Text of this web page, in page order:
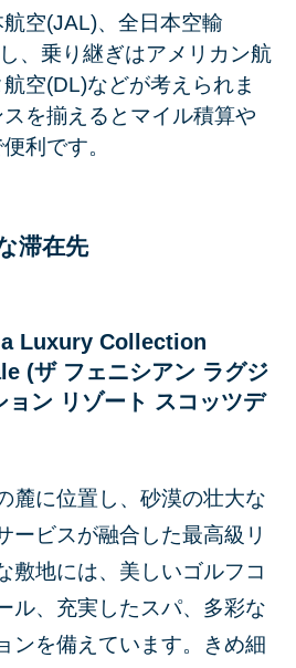
航空(JAL)、全日本空輸
、乗り継ぎはアメリカン航
空(DL)などが考えられま
を揃えるとマイル積算や
利です。
滞在先
Luxury Collection
(ザ フェニシアン ラグジ
ョン リゾート スコッツデ
麓に位置し、砂漠の壮大な
ービスが融合した最高級リ
敷地には、美しいゴルフコ
ル、充実したスパ、多彩な
ンを備えています。きめ細